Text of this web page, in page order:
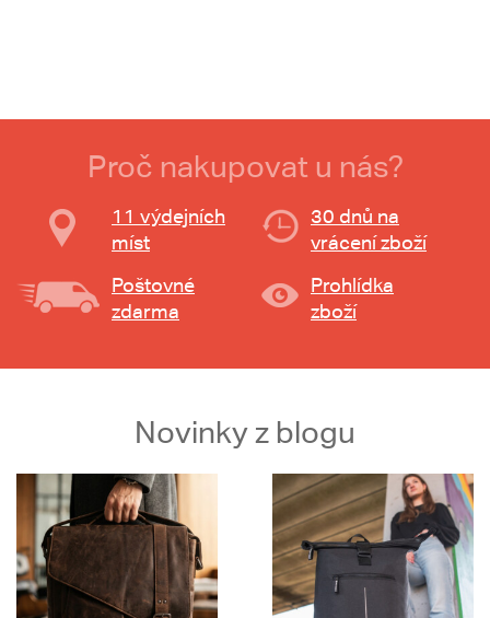
Proč nakupovat u nás?
11 výdejních
míst
30 dnů na
vrácení zboží
Poštovné
zdarma
Prohlídka
zboží
Novinky z blogu